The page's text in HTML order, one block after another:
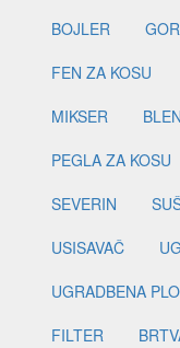
BOJLER
FEN ZA KOSU
MIKSER
PEGLA ZA KOSU
SEVERIN
USISAVAČ
UGRADBENA
FILTER